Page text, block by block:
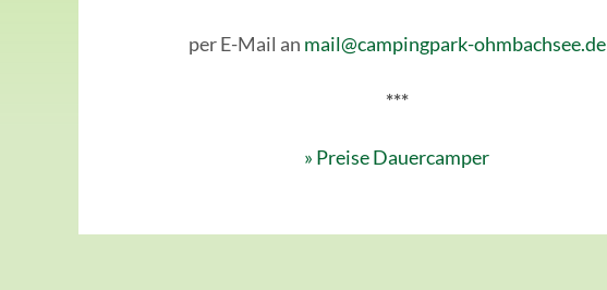
per E-Mail an mail@campingpark-ohmbachsee.de
***
» Preise Dauercamper